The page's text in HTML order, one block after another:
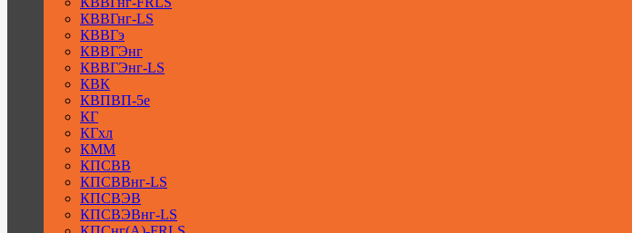
КВВГнг-LS
КВВГэ
КВВГЭнг
КВВГЭнг-LS
КВК
КВПВП-5е
КГ
КГхл
КММ
КПСВВ
КПСВВнг-LS
КПСВЭВ
КПСВЭВнг-LS